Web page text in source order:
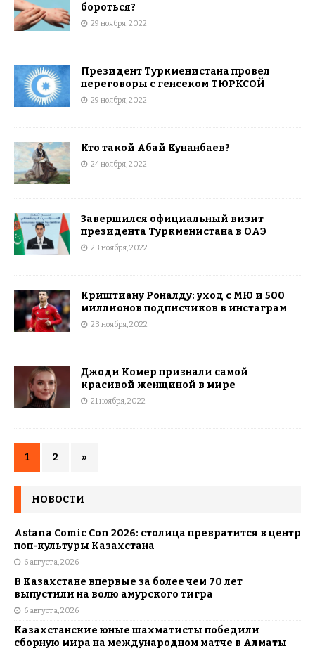
бороться?
29 ноября, 2022
Президент Туркменистана провел
переговоры с генсеком ТЮРКСОЙ
29 ноября, 2022
Кто такой Абай Кунанбаев?
24 ноября, 2022
Завершился официальный визит
президента Туркменистана в ОАЭ
23 ноября, 2022
Криштиану Роналду: уход с МЮ и 500
миллионов подписчиков в инстаграм
23 ноября, 2022
Джоди Комер признали самой
красивой женщиной в мире
21 ноября, 2022
1 2 »
НОВОСТИ
Astana Comic Con 2026: столица превратится в центр
поп-культуры Казахстана
6 августа, 2026
В Казахстане впервые за более чем 70 лет
выпустили на волю амурского тигра
6 августа, 2026
Казахстанские юные шахматисты победили
сборную мира на международном матче в Алматы